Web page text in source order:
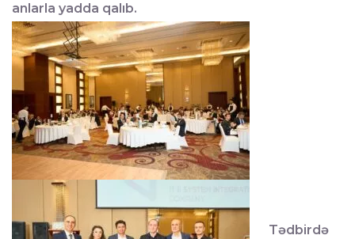
anlarla yadda qalıb.
Tədbirdə